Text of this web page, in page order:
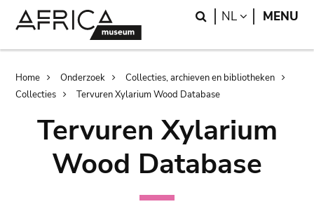
Search
NL LANGUAGE
MENU
Breadcrumb
Home Onderzoek
Collecties, archieven en bibliotheken
Collecties
Tervuren Xylarium Wood Database
Tervuren Xylarium
Wood Database